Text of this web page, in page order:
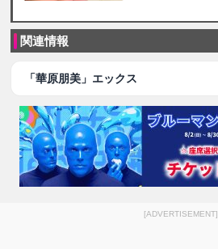
関連情報
「華原朋美」エックス
[ADVERTISEMENT]